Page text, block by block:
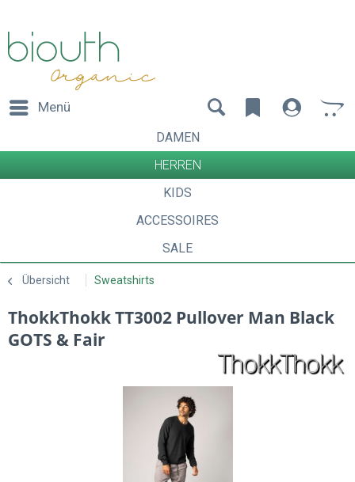
Menü
DAMEN
HERREN
KIDS
ACCESSOIRES
SALE
Übersicht Sweatshirts
ThokkThokk TT3002 Pullover Man Black
GOTS & Fair